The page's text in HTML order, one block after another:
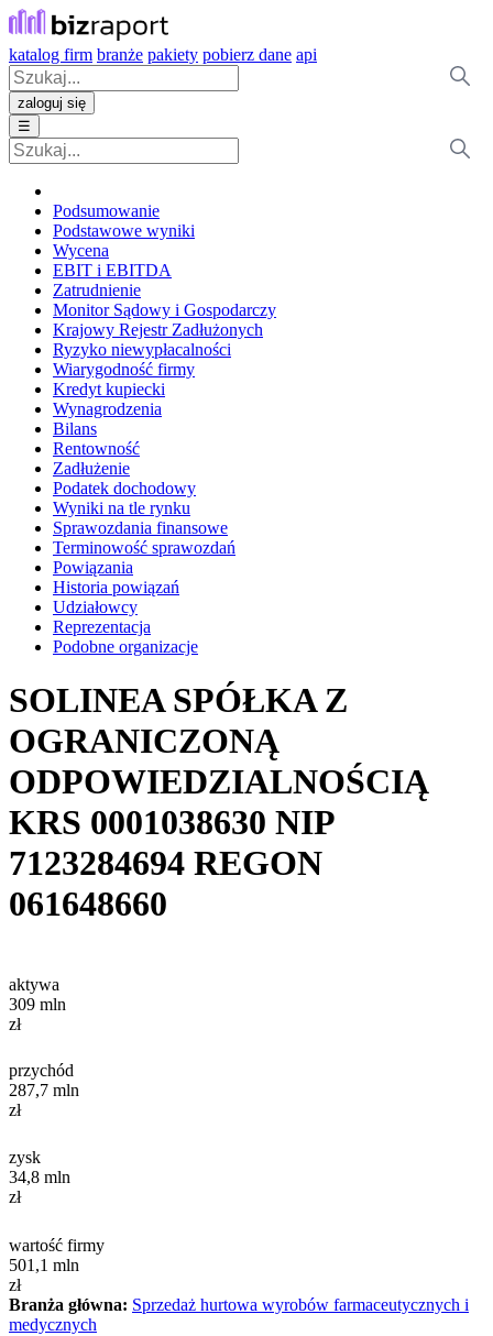
katalog firm branże pakiety pobierz dane api
zaloguj się
☰
Podsumowanie
Podstawowe wyniki
Wycena
EBIT i EBITDA
Zatrudnienie
Monitor Sądowy i Gospodarczy
Krajowy Rejestr Zadłużonych
Ryzyko niewypłacalności
Wiarygodność firmy
Kredyt kupiecki
Wynagrodzenia
Bilans
Rentowność
Zadłużenie
Podatek dochodowy
Wyniki na tle rynku
Sprawozdania finansowe
Terminowość sprawozdań
Powiązania
Historia powiązań
Udziałowcy
Reprezentacja
Podobne organizacje
SOLINEA SPÓŁKA Z
OGRANICZONĄ
ODPOWIEDZIALNOŚCIĄ
KRS 0001038630 NIP
7123284694 REGON
061648660
aktywa
309 mln
zł
przychód
287,7 mln
zł
zysk
34,8 mln
zł
wartość firmy
501,1 mln
zł
Branża główna: Sprzedaż hurtowa wyrobów farmaceutycznych i
medycznych